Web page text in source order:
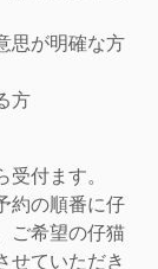
思が明確な方
方
付ます。
約の順番に仔
ご希望の仔猫
せていただき